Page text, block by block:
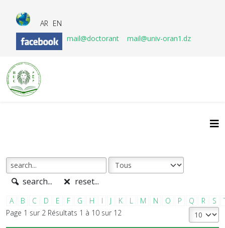
AR EN
mail@doctorant
mail@univ-oran1.dz
search... reset...
A B C D E F G H I J K L M N O P Q R S
Page 1 sur 2 Résultats 1 à 10 sur 12